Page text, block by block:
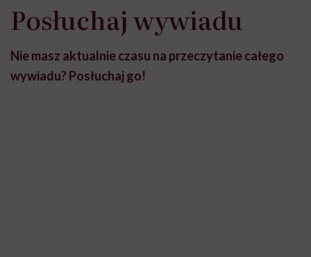
Posłuchaj wywiadu
Nie masz aktualnie czasu na przeczytanie całego
wywiadu? Posłuchaj go!